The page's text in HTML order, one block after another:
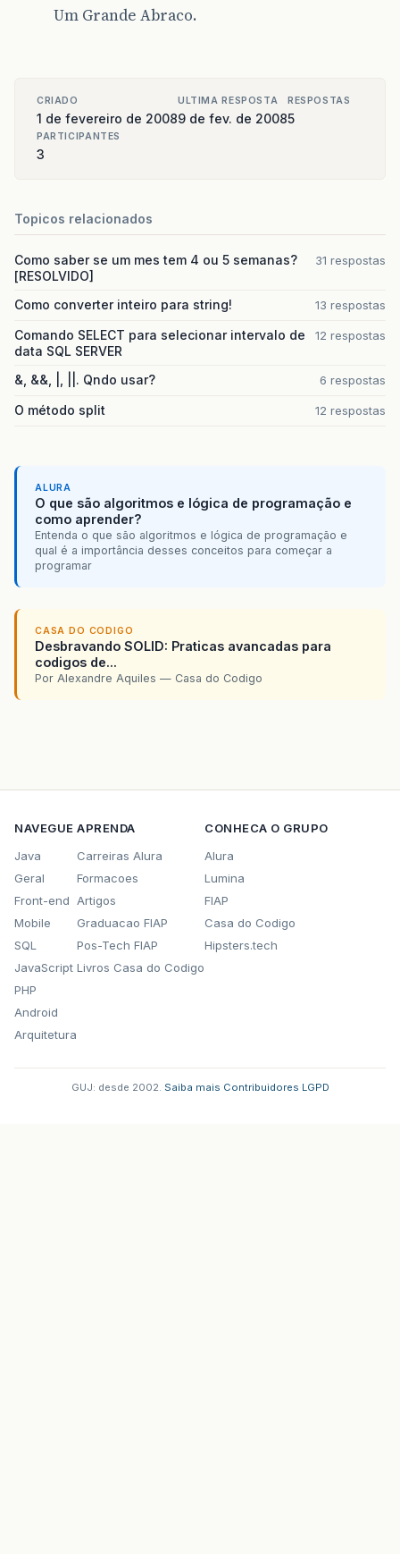
Um Grande Abraco.
CRIADO
1 de fevereiro de 2008
ULTIMA RESPOSTA
9 de fev. de 2008
RESPOSTAS
5
PARTICIPANTES
3
Topicos relacionados
Como saber se um mes tem 4 ou 5 semanas?
[RESOLVIDO]
31 respostas
Como converter inteiro para string! 13 respostas
Comando SELECT para selecionar intervalo de
data SQL SERVER
12 respostas
&, &&, |, ||. Qndo usar? 6 respostas
O método split 12 respostas
ALURA
O que são algoritmos e lógica de programação e
como aprender?
Entenda o que são algoritmos e lógica de programação e
qual é a importância desses conceitos para começar a
programar
CASA DO CODIGO
Desbravando SOLID: Praticas avancadas para
codigos de...
Por Alexandre Aquiles — Casa do Codigo
NAVEGUE
Java
Geral
Front-end
Mobile
SQL
JavaScript
PHP
Android
Arquitetura
APRENDA
Carreiras Alura
Formacoes
Artigos
Graduacao FIAP
Pos-Tech FIAP
Livros Casa do Codigo
CONHECA O GRUPO
Alura
Lumina
FIAP
Casa do Codigo
Hipsters.tech
GUJ: desde 2002. Saiba mais Contribuidores LGPD